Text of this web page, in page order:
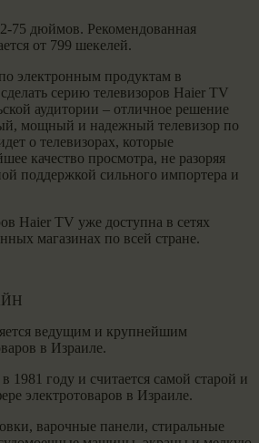
75 дюймов. Рекомендованная
от 799 шекелей.
электронным продуктам в
серию телевизоров Haier TV
аудитории – отличное решение
мощный и надежный телевизор по
о телевизорах, которые
качество просмотра, не разоряя
поддержкой сильного импортера и
Haier TV уже доступна в сетях
магазинах по всей стране.
ведущим и крупнейшим
в Израиле.
1981 году и считается самой старой и
электротоваров в Израиле.
варочные панели, стиральные